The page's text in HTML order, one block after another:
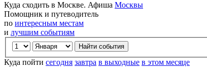
Куда сходить в Москве. Афиша Москвы
Помощник и путеводитель
по интересным местам
и лучшим событиям
Куда пойти сегодня завтра в выходные в этом месяце